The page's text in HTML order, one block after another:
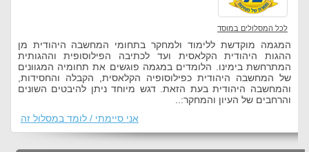
לכל המסלולים במוסד
המגמה מוקדשת ללימוד ולמחקר בתחומי המחשבה היהודית מן
ההגות היהודית הקלאסית ועד לכתיבה הפילוסופית וההגותית
המתרחשת בימינו. הלומדים במגמה פוגשים את תחומיה המגוונים
של המחשבה היהודית כפילוסופיה הקלאסית, הקבלה והחסידות,
והמחשבה היהודית בעת הזאת. דגש מיוחד ניתן להיבטים השונים
והרחבים של העיון והמחקר:..
אני סיימתי / לומד במסלול זה